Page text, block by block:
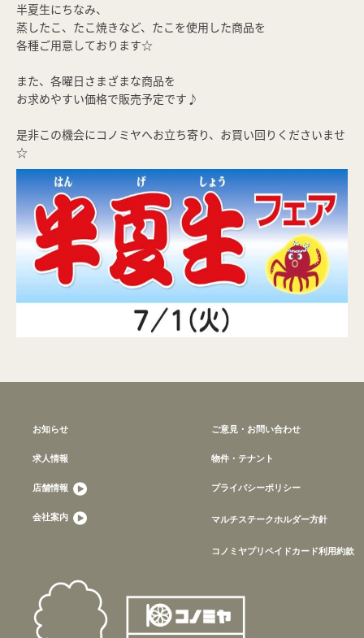
半夏生にちなみ、
蒸したこ、たこ焼きなど、たこを使用した商品を
各種ご用意しております☆
また、各曜日さまざまな商品を
お求めやすい価格で販売予定です♪
是非この機会にコノミヤへお立ち寄り、お買い回りくださいませ
☆
お知らせ
求人情報
店舗情報
会社案内
ご意見・お問い合わせ
物件・テナント
プライバシーポリシー
マルチステークホルダー方針
コノミヤプリペイドカード利用約款